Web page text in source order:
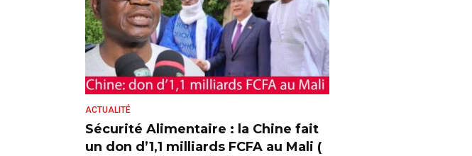
ACTUALITÉ
Sécurité Alimentaire : la Chine fait
un don d’1,1 milliards FCFA au Mali (